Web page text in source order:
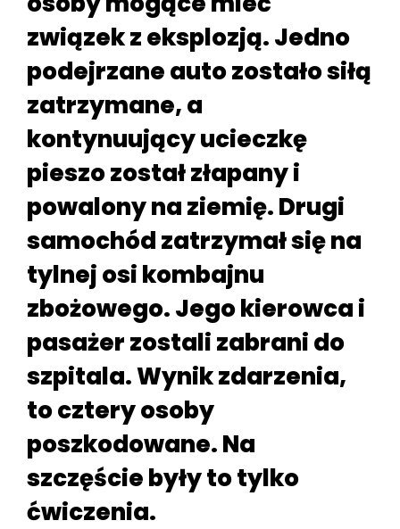
związek z eksplozją. Jedno
podejrzane auto zostało siłą
zatrzymane, a
kontynuujący ucieczkę
pieszo został złapany i
powalony na ziemię. Drugi
samochód zatrzymał się na
tylnej osi kombajnu
zbożowego. Jego kierowca i
pasażer zostali zabrani do
szpitala. Wynik zdarzenia,
to cztery osoby
poszkodowane. Na
szczęście były to tylko
ćwiczenia.